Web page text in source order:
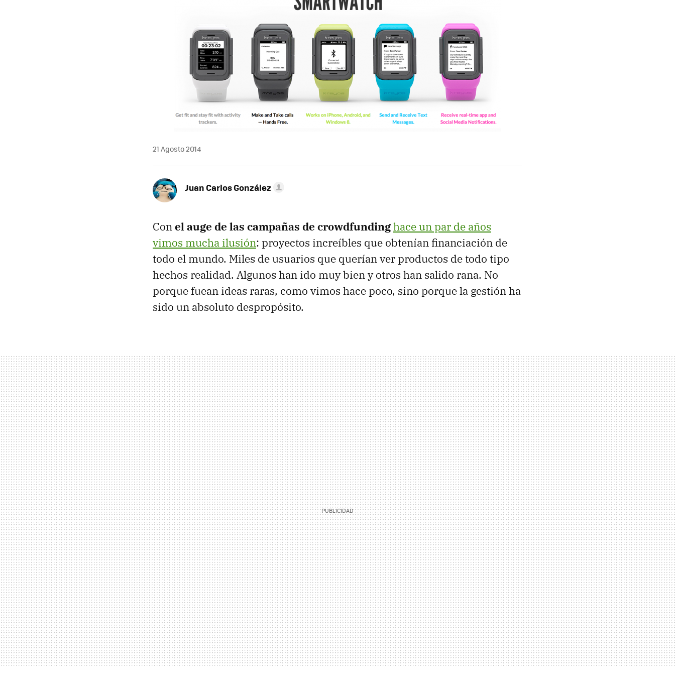
21 Agosto 2014
Juan Carlos González
Conel auge de las campañas de crowdfundinghace un par de años
vimos mucha ilusión: proyectos increíbles que obtenían financiación de
todo el mundo. Miles de usuarios que querían ver productos de todo tipo
hechos realidad. Algunos han ido muy bien y otros han salido rana. No
porque fuean ideas raras, como vimos hace poco, sino porque la gestión ha
sido un absoluto despropósito.